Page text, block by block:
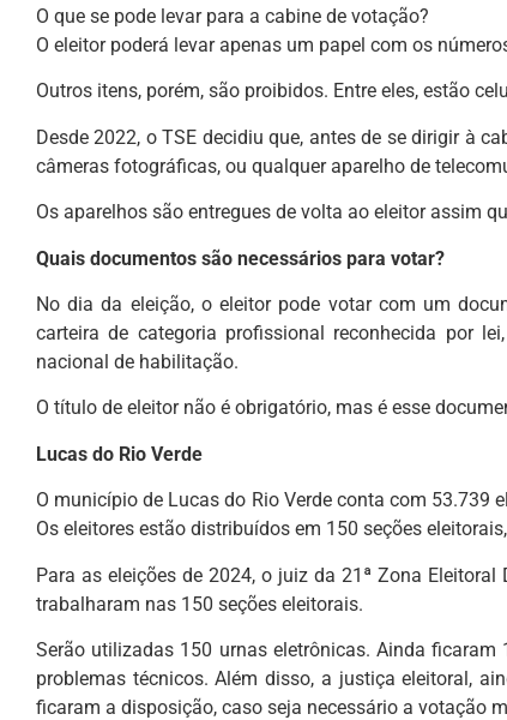
O que se pode levar para a cabine de votação?
O eleitor poderá levar apenas um papel com os
Outros itens, porém, são proibidos. Entre eles, estão
Desde 2022, o TSE decidiu que, antes de se dirigir à
câmeras fotográficas, ou qualquer aparelho de
Os aparelhos são entregues de volta ao eleitor assim
Quais documentos são necessários para votar?
No dia da eleição, o eleitor pode votar com um
carteira de categoria profissional reconhecida por
nacional de habilitação.
O título de eleitor não é obrigatório, mas é esse
Lucas do Rio Verde
O município de Lucas do Rio Verde conta com 53.739
Os eleitores estão distribuídos em 150 seções
Para as eleições de 2024, o juiz da 21ª Zona
trabalharam nas 150 seções eleitorais.
Serão utilizadas 150 urnas eletrônicas. Ainda
problemas técnicos. Além disso, a justiça eleitoral,
ficaram a disposição, caso seja necessário a votação